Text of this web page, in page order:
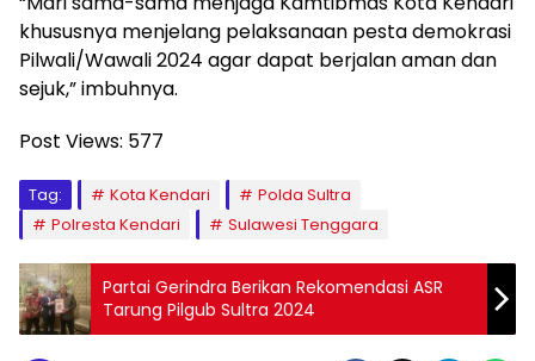
khususnya menjelang pelaksanaan pesta demokrasi
Pilwali/Wawali 2024 agar dapat berjalan aman dan
sejuk,” imbuhnya.
Post Views: 577
Tag: Kota Kendari
Polda Sultra
Polresta Kendari
Sulawesi Tenggara
Partai Gerindra Berikan Rekomendasi ASR
Tarung Pilgub Sultra 2024